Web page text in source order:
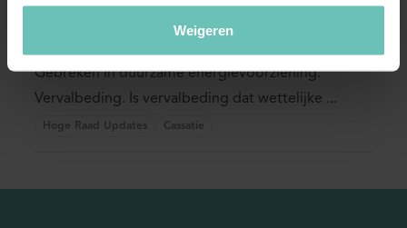
Weigeren
Gebreken in duurzame energievoorziening.
Vervalbeding. Is vervalbeding dat wettelijke ...
Hoge Raad Updates Cassatie